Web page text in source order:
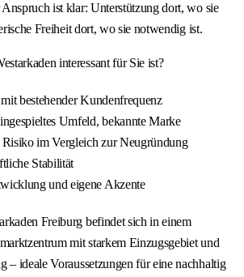
ist klar: Unterstützung dort, wo sie
Freiheit dort, wo sie notwendig ist.
interessant für Sie ist?
bestehender Kundenfrequenz
Umfeld, bekannte Marke
im Vergleich zur Neugründung
Stabilität
und eigene Akzente
Freiburg befindet sich in einem
mit starkem Einzugsgebiet und
– ideale Voraussetzungen für eine nachhaltig